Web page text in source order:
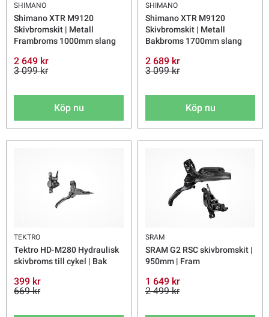
SHIMANO
Shimano XTR M9120
Skivbromskit | Metall
Frambroms 1000mm slang
2 649 kr
3 099 kr
Köp nu
SHIMANO
Shimano XTR M9120
Skivbromskit | Metall
Bakbroms 1700mm slang
2 689 kr
3 099 kr
Köp nu
TEKTRO
Tektro HD-M280 Hydraulisk
skivbroms till cykel | Bak
399 kr
669 kr
SRAM
SRAM G2 RSC skivbromskit |
950mm | Fram
1 649 kr
2 499 kr